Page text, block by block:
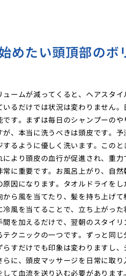
めたい頭頂部のボ
ュームが減ってくると、ヘアスタ
いるだけでは状況は変わりません
です。まずは毎日のシャンプーの
が、本当に洗うべきは頭皮です。
するように優しく洗います。この
により頭皮の血行が促進され、重
常に重要です。お風呂上がり、自
原因になります。タオルドライを
から風を当てたり、髪を持ち上げ
冷風を当てることで、立ち上がっ
間を加えるだけで、翌朝のスタイ
テクニックの一つです。ずっと同
らすだけでも印象は変わりますし
らに、頭皮マッサージを日常に取
して血流を送り込む必要がありま